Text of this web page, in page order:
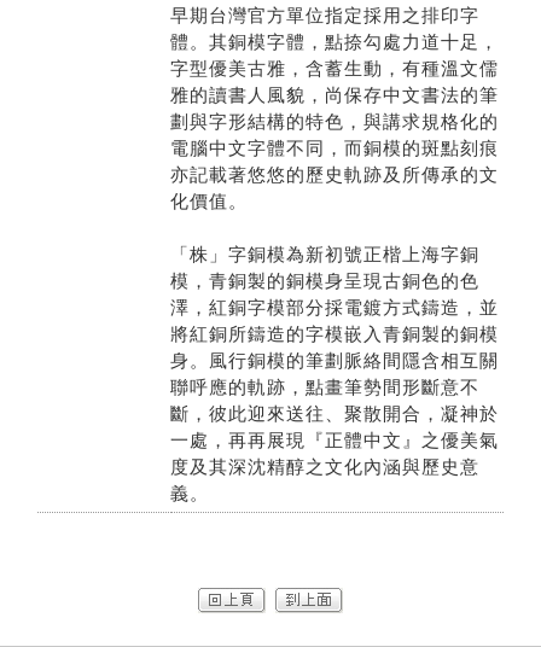
早期台灣官方單位指定採用之排印字
體。其銅模字體，點捺勾處力道十足，
字型優美古雅，含蓄生動，有種溫文儒
雅的讀書人風貌，尚保存中文書法的筆
劃與字形結構的特色，與講求規格化的
電腦中文字體不同，而銅模的斑點刻痕
亦記載著悠悠的歷史軌跡及所傳承的文
化價值。
「株」字銅模為新初號正楷上海字銅
模，青銅製的銅模身呈現古銅色的色
澤，紅銅字模部分採電鍍方式鑄造，並
將紅銅所鑄造的字模嵌入青銅製的銅模
身。風行銅模的筆劃脈絡間隱含相互關
聯呼應的軌跡，點畫筆勢間形斷意不
斷，彼此迎來送往、聚散開合，凝神於
一處，再再展現『正體中文』之優美氣
度及其深沈精醇之文化內涵與歷史意
義。